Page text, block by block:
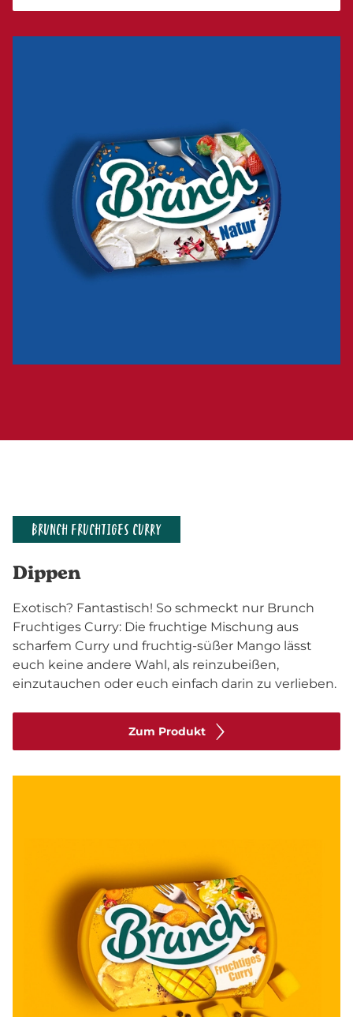
BRUNCH FRUCHTIGES CURRY
Dippen
Exotisch? Fantastisch! So schmeckt nur Brunch
Fruchtiges Curry: Die fruchtige Mischung aus
scharfem Curry und fruchtig-süßer Mango lässt
euch keine andere Wahl, als reinzubeißen,
einzutauchen oder euch einfach darin zu verlieben.
Zum Produkt